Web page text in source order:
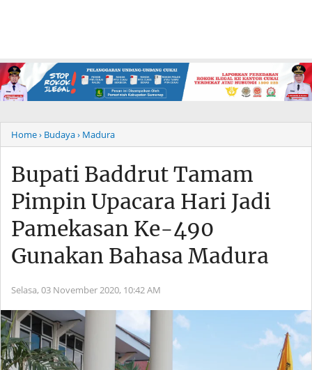
Home› Budaya› Madura
Bupati Baddrut Tamam
Pimpin Upacara Hari Jadi
Pamekasan Ke-490
Gunakan Bahasa Madura
Selasa, 03 November 2020, 10:42 AM